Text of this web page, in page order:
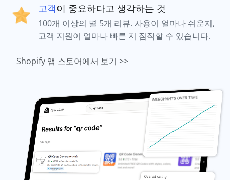
고객이 중요하다고 생각하는 것
100개 이상의 별 5개 리뷰. 사용이 얼마나 쉬운지,
고객 지원이 얼마나 빠른 지 짐작할 수 있습니다.
Shopify 앱 스토어에서 보기 >>